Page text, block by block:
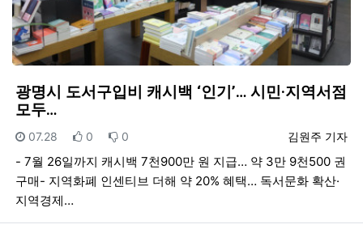
광명시 도서구입비 캐시백 ‘인기’… 시민·지역서점
모두…
등록자
김원주 기자
등록일
07.28 추천
0 비추천
0
- 7월 26일까지 캐시백 7천900만 원 지급… 약 3만 9천500 권
구매- 지역화폐 인센티브 더해 약 20% 혜택… 독서문화 확산·
지역경제…